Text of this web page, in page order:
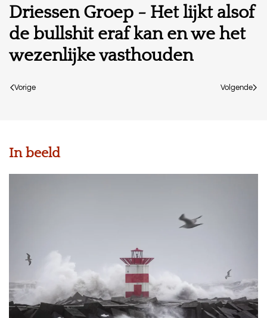
Driessen Groep - Het lijkt alsof
de bullshit eraf kan en we het
wezenlijke vasthouden
Vorige Volgende
In beeld